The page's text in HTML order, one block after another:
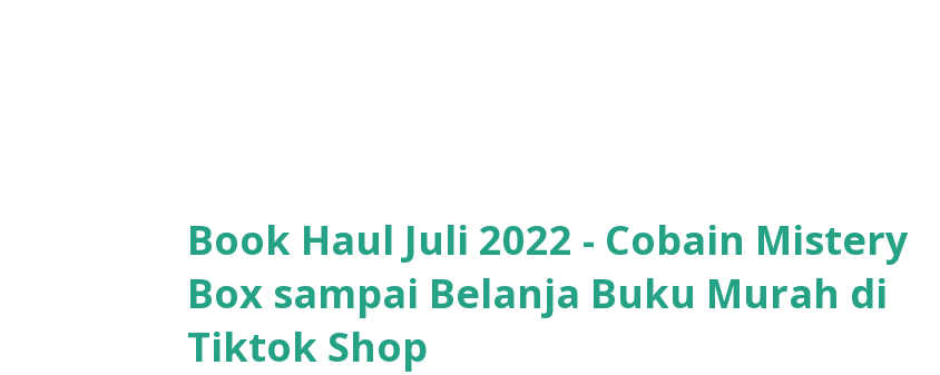
Book Haul Juli 2022 - Cobain Mistery
Box sampai Belanja Buku Murah di
Tiktok Shop